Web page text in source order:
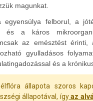
magunkat.
egyensúlya felborul, a
és a káros
az emésztést érinti,
gyulladásos
és a
állapota szoros
állapotával, ígyaz